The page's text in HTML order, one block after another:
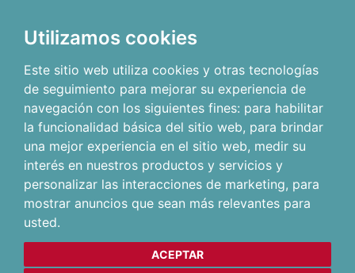
Utilizamos cookies
Este sitio web utiliza cookies y otras tecnologías
de seguimiento para mejorar su experiencia de
navegación con los siguientes fines: para habilitar
la funcionalidad básica del sitio web, para brindar
una mejor experiencia en el sitio web, medir su
interés en nuestros productos y servicios y
personalizar las interacciones de marketing, para
mostrar anuncios que sean más relevantes para
usted.
ACEPTAR